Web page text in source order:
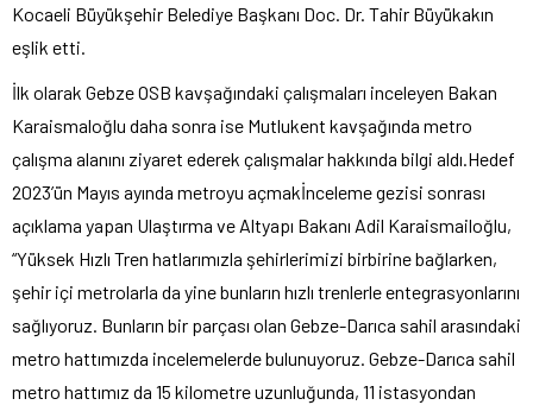
Kocaeli Büyükşehir Belediye Başkanı Doc. Dr. Tahir Büyükakın
eşlik etti.
İlk olarak Gebze OSB kavşağındaki çalışmaları inceleyen Bakan
Karaismaloğlu daha sonra ise Mutlukent kavşağında metro
çalışma alanını ziyaret ederek çalışmalar hakkında bilgi aldı.Hedef
2023’ün Mayıs ayında metroyu açmakİnceleme gezisi sonrası
açıklama yapan Ulaştırma ve Altyapı Bakanı Adil Karaismailoğlu,
“Yüksek Hızlı Tren hatlarımızla şehirlerimizi birbirine bağlarken,
şehir içi metrolarla da yine bunların hızlı trenlerle entegrasyonlarını
sağlıyoruz. Bunların bir parçası olan Gebze-Darıca sahil arasındaki
metro hattımızda incelemelerde bulunuyoruz. Gebze-Darıca sahil
metro hattımız da 15 kilometre uzunluğunda, 11 istasyondan